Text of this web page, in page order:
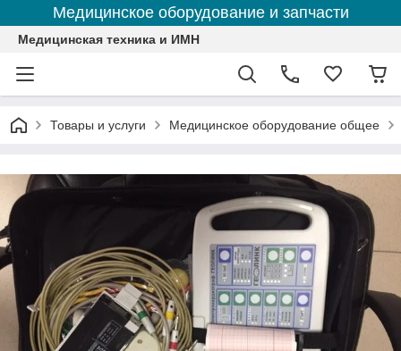
Медицинское оборудование и запчасти
Медицинская техника и ИМН
Товары и услуги Медицинское оборудование общее